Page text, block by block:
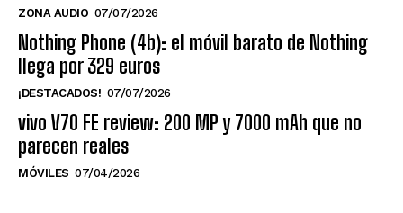
ZONA AUDIO 07/07/2026
Nothing Phone (4b): el móvil barato de Nothing
llega por 329 euros
¡DESTACADOS! 07/07/2026
vivo V70 FE review: 200 MP y 7000 mAh que no
parecen reales
MÓVILES 07/04/2026